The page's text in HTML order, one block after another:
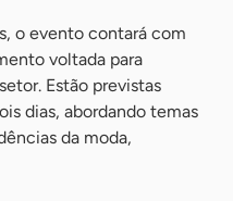
o evento contará com
voltada para
Estão previstas
dias, abordando temas
da moda,